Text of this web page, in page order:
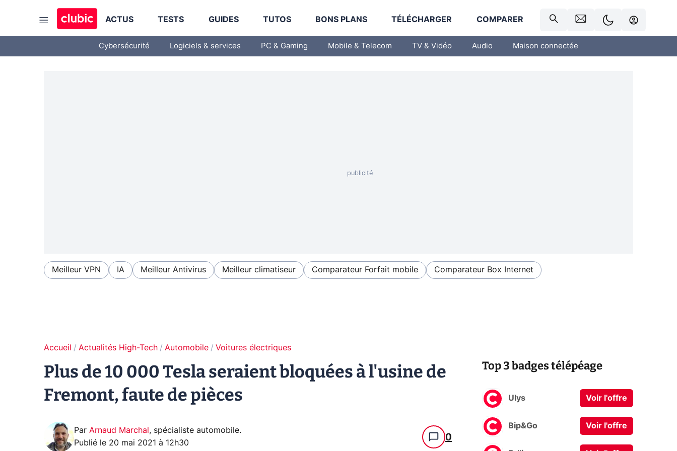
ACTUS TESTS GUIDES TUTOS BONS PLANS TÉLÉCHARGER COMPARER
Cybersécurité Logiciels & services PC & Gaming Mobile & Telecom TV & Vidéo Audio Maison connectée
Meilleur VPN IA Meilleur Antivirus Meilleur climatiseur Comparateur Forfait mobile Comparateur Box Internet
Accueil Actualités High-Tech Automobile Voitures électriques
Plus de 10 000 Tesla seraient bloquées à l'usine de
Fremont, faute de pièces
Par Arnaud Marchal , spécialiste automobile.
Publié le 20 mai 2021 à 12h30 0
Top 3 badges télépéage
Ulys Voir l'offre
Bip&Go Voir l'offre